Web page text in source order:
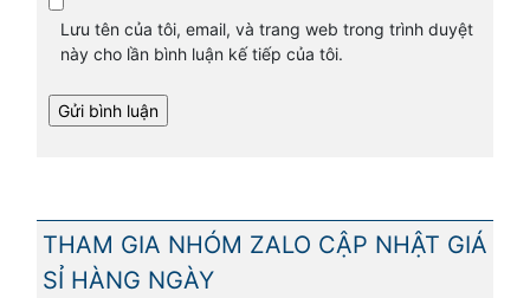
Lưu tên của tôi, email, và trang web trong trình duyệt
này cho lần bình luận kế tiếp của tôi.
THAM GIA NHÓM ZALO CẬP NHẬT GIÁ
SỈ HÀNG NGÀY